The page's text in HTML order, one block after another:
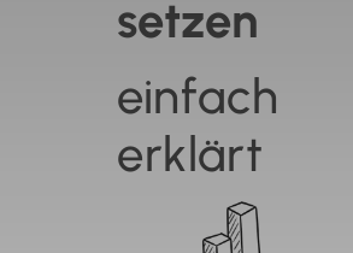
setzen
einfach
erklärt